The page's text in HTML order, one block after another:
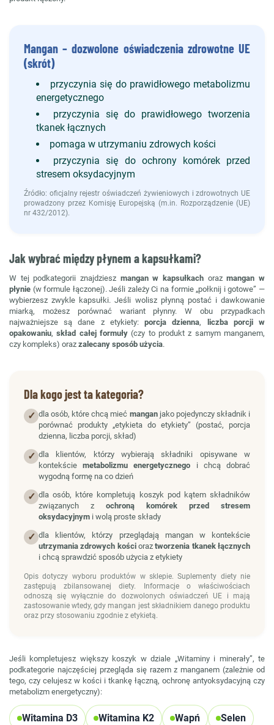
Mangan – dozwolone oświadczenia zdrowotne UE
(skrót)
przyczynia się do prawidłowego metabolizmu
energetycznego
przyczynia się do prawidłowego tworzenia
tkanek łącznych
pomaga w utrzymaniu zdrowych kości
przyczynia się do ochrony komórek przed
stresem oksydacyjnym
Źródło: oficjalny rejestr oświadczeń żywieniowych i zdrowotnych UE
prowadzony przez Komisję Europejską (m.in. Rozporządzenie (UE)
nr 432/2012).
Jak wybrać między płynem a kapsułkami?
W tej podkategorii znajdziesz mangan w kapsułkach orazmangan w
płynie (w formule łączonej). Jeśli zależy Ci na formie „połknij i gotowe” —
wybierzesz zwykle kapsułki. Jeśli wolisz płynną postać i dawkowanie
miarką, możesz porównać wariant płynny. W obu przypadkach
najważniejsze są dane z etykiety:porcja dzienna,
liczba porcji w
opakowaniu,skład całej formuły (czy to produkt z samym manganem,
czy kompleks) oraz zalecany sposób użycia.
Dla kogo jest ta kategoria?
✓ dla osób, które chcą mieć manganjako pojedynczy składnik i
porównać produkty „etykieta do etykiety” (postać, porcja
dzienna, liczba porcji, skład)
✓ dla klientów, którzy wybierają składniki opisywane w
kontekściemetabolizmu energetycznego i chcą dobrać
wygodną formę na co dzień
✓ dla osób, które kompletują koszyk pod kątem składników
związanych z ochroną komórek przed stresem
oksydacyjnym i wolą proste składy
✓ dla klientów, którzy przeglądają mangan w kontekście
utrzymania zdrowych kościoraztworzenia tkanek łącznych
i chcą sprawdzić sposób użycia z etykiety
Opis dotyczy wyboru produktów w sklepie. Suplementy diety nie
zastępują zbilansowanej diety. Informacje o właściwościach
odnoszą się wyłącznie do dozwolonych oświadczeń UE i mają
zastosowanie wtedy, gdy mangan jest składnikiem danego produktu
oraz przy stosowaniu zgodnie z etykietą.
Jeśli kompletujesz większy koszyk w dziale „Witaminy i minerały”, te
podkategorie najczęściej przegląda się razem z manganem (zależnie od
tego, czy celujesz w kości i tkankę łączną, ochronę antyoksydacyjną czy
metabolizm energetyczny):
Witamina D3 Witamina K2 Wapń Selen